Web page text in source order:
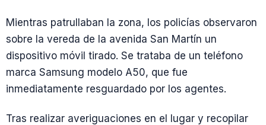
Mientras patrullaban la zona, los policías observaron
sobre la vereda de la avenida San Martín un
dispositivo móvil tirado. Se trataba de un teléfono
marca Samsung modelo A50, que fue
inmediatamente resguardado por los agentes.
Tras realizar averiguaciones en el lugar y recopilar